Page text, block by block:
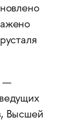
—
Высшей